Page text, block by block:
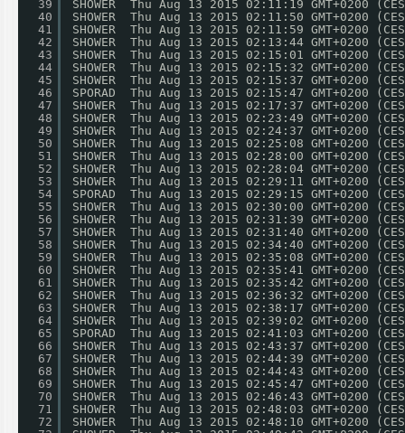
39
40
41
42
43
44
45
46
47
48
49
50
51
52
53
54
55
56
57
58
59
60
61
62
63
64
65
66
67
68
69
70
71
72
SHOWER  Thu Aug 13 2015 02:11:19 GMT+0200
SHOWER  Thu Aug 13 2015 02:11:50 GMT+0200
SHOWER  Thu Aug 13 2015 02:11:59 GMT+0200
SHOWER  Thu Aug 13 2015 02:13:44 GMT+0200
SHOWER  Thu Aug 13 2015 02:15:01 GMT+0200
SHOWER  Thu Aug 13 2015 02:15:32 GMT+0200
SHOWER  Thu Aug 13 2015 02:15:37 GMT+0200
SPORAD  Thu Aug 13 2015 02:15:47 GMT+0200
SHOWER  Thu Aug 13 2015 02:17:37 GMT+0200
SHOWER  Thu Aug 13 2015 02:23:49 GMT+0200
SHOWER  Thu Aug 13 2015 02:24:37 GMT+0200
SHOWER  Thu Aug 13 2015 02:25:08 GMT+0200
SHOWER  Thu Aug 13 2015 02:28:00 GMT+0200
SHOWER  Thu Aug 13 2015 02:28:04 GMT+0200
SHOWER  Thu Aug 13 2015 02:29:11 GMT+0200
SPORAD  Thu Aug 13 2015 02:29:15 GMT+0200
SHOWER  Thu Aug 13 2015 02:30:00 GMT+0200
SHOWER  Thu Aug 13 2015 02:31:39 GMT+0200
SHOWER  Thu Aug 13 2015 02:31:40 GMT+0200
SHOWER  Thu Aug 13 2015 02:34:40 GMT+0200
SHOWER  Thu Aug 13 2015 02:35:08 GMT+0200
SHOWER  Thu Aug 13 2015 02:35:41 GMT+0200
SHOWER  Thu Aug 13 2015 02:35:42 GMT+0200
SHOWER  Thu Aug 13 2015 02:36:32 GMT+0200
SHOWER  Thu Aug 13 2015 02:38:17 GMT+0200
SHOWER  Thu Aug 13 2015 02:39:02 GMT+0200
SPORAD  Thu Aug 13 2015 02:41:03 GMT+0200
SHOWER  Thu Aug 13 2015 02:43:37 GMT+0200
SHOWER  Thu Aug 13 2015 02:44:39 GMT+0200
SHOWER  Thu Aug 13 2015 02:44:43 GMT+0200
SHOWER  Thu Aug 13 2015 02:45:47 GMT+0200
SHOWER  Thu Aug 13 2015 02:46:43 GMT+0200
SHOWER  Thu Aug 13 2015 02:48:03 GMT+0200
SHOWER  Thu Aug 13 2015 02:48:10 GMT+0200